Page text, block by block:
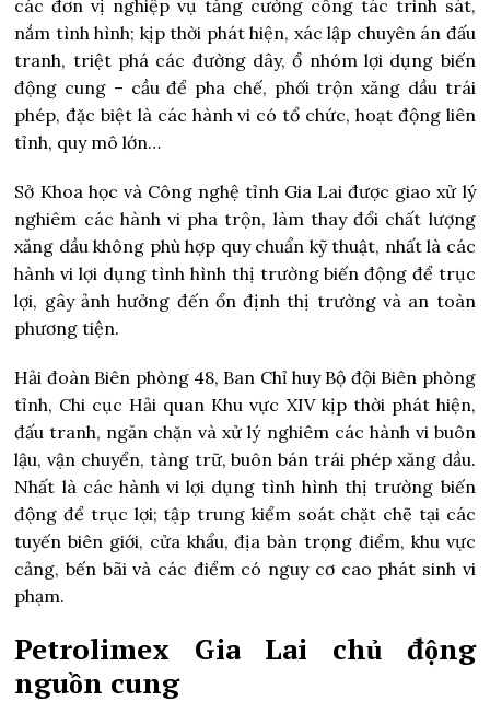
các đơn vị nghiệp vụ tăng cường công tác trinh sát,
nắm tình hình; kịp thời phát hiện, xác lập chuyên án đấu
tranh, triệt phá các đường dây, ổ nhóm lợi dụng biến
động cung – cầu để pha chế, phối trộn xăng dầu trái
phép, đặc biệt là các hành vi có tổ chức, hoạt động liên
tỉnh, quy mô lớn…
Sở Khoa học và Công nghệ tỉnh Gia Lai được giao xử lý
nghiêm các hành vi pha trộn, làm thay đổi chất lượng
xăng dầu không phù hợp quy chuẩn kỹ thuật, nhất là các
hành vi lợi dụng tình hình thị trường biến động để trục
lợi, gây ảnh hưởng đến ổn định thị trường và an toàn
phương tiện.
Hải đoàn Biên phòng 48, Ban Chỉ huy Bộ đội Biên phòng
tỉnh, Chi cục Hải quan Khu vực XIV kịp thời phát hiện,
đấu tranh, ngăn chặn và xử lý nghiêm các hành vi buôn
lậu, vận chuyển, tàng trữ, buôn bán trái phép xăng dầu.
Nhất là các hành vi lợi dụng tình hình thị trường biến
động để trục lợi; tập trung kiểm soát chặt chẽ tại các
tuyến biên giới, cửa khẩu, địa bàn trọng điểm, khu vực
cảng, bến bãi và các điểm có nguy cơ cao phát sinh vi
phạm.
Petrolimex Gia Lai chủ động
nguồn cung